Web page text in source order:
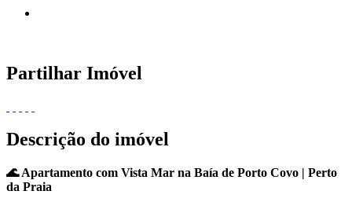
Partilhar Imóvel
Descrição do imóvel
🌊 Apartamento com Vista Mar na Baía de Porto Covo | Perto
da Praia